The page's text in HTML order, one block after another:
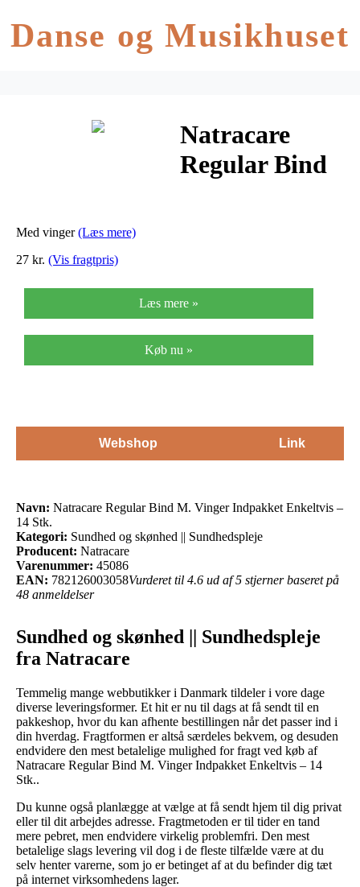
Danse og Musikhuset
Natracare
Regular Bind
Stk.
Med vinger(Læs mere)
27 kr. (Vis fragtpris)
Læs mere »
Køb nu »
Webshop Link
Navn: Natracare Regular Bind M. Vinger Indpakket Enkeltvis –
14 Stk.
Kategori: Sundhed og skønhed || Sundhedspleje
Producent: Natracare
Varenummer: 45086
EAN: 782126003058Vurderet til 4.6 ud af 5 stjerner baseret på
48 anmeldelser
Sundhed og skønhed || Sundhedspleje
fra Natracare
Temmelig mange webbutikker i Danmark tildeler i vore dage
diverse leveringsformer. Et hit er nu til dags at få sendt til en
pakkeshop, hvor du kan afhente bestillingen når det passer ind i
din hverdag. Fragtformen er altså særdeles bekvem, og desuden
endvidere den mest betalelige mulighed for fragt ved køb af
Natracare Regular Bind M. Vinger Indpakket Enkeltvis – 14
Stk..
Du kunne også planlægge at vælge at få sendt hjem til dig privat
eller til dit arbejdes adresse. Fragtmetoden er til tider en tand
mere pebret, men endvidere virkelig problemfri. Den mest
betalelige slags levering vil dog i de fleste tilfælde være at du
selv henter varerne, som jo er betinget af at du befinder dig tæt
på internet virksomhedens lager.